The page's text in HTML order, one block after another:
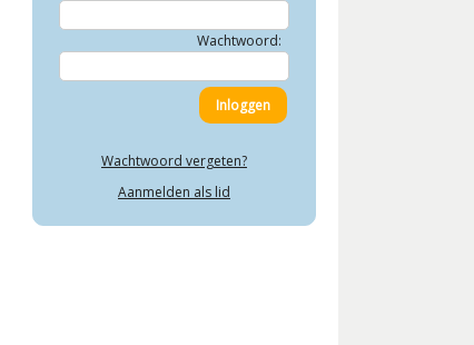
Wachtwoord:
Wachtwoord vergeten?
Aanmelden als lid